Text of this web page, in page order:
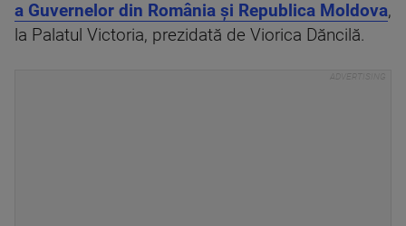
a Guvernelor din România și Republica Moldova,
la Palatul Victoria, prezidată de Viorica Dăncilă.